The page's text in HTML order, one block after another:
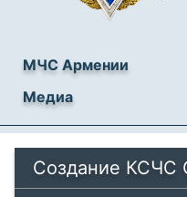
МЧС Армении
Медиа
Создание КСЧС